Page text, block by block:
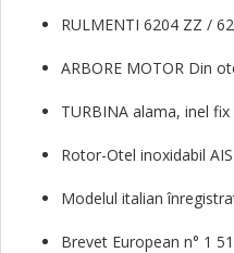
RULMENTI 6204 ZZ /
ARBORE MOTOR Din
TURBINA alama, inel
Rotor-Otel inoxidabil
Modelul italian
Brevet European n° 1